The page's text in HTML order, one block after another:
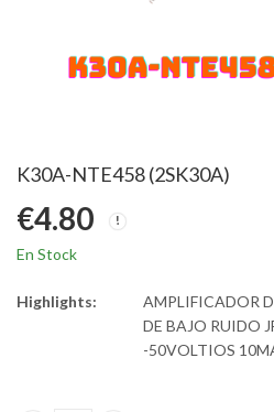
K30A-NTE458 (2SK30A)
€4.80
En Stock
Highlights:
AMPLIFICADOR
DE BAJO RUIDO
-50VOLTIOS